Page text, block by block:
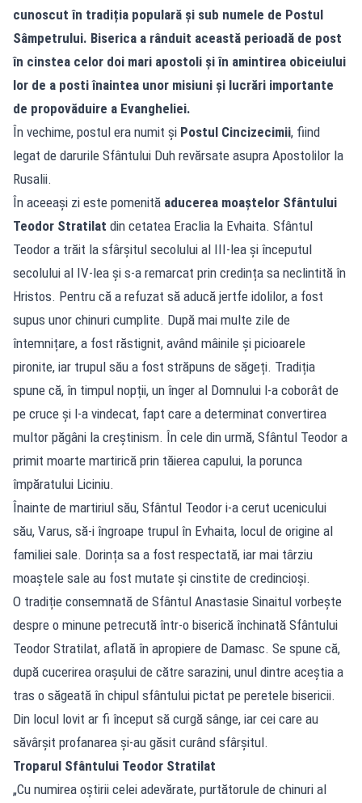
cunoscut în tradiția populară și sub numele de Postul
Sâmpetrului. Biserica a rânduit această perioadă de post
în cinstea celor doi mari apostoli și în amintirea obiceiului
lor de a posti înaintea unor misiuni și lucrări importante
de propovăduire a Evangheliei.
În vechime, postul era numit și Postul Cincizecimii, fiind
legat de darurile Sfântului Duh revărsate asupra Apostolilor la
Rusalii.
În aceeași zi este pomenită aducerea moaștelor Sfântului
Teodor Stratilat din cetatea Eraclia la Evhaita. Sfântul
Teodor a trăit la sfârșitul secolului al III-lea și începutul
secolului al IV-lea și s-a remarcat prin credința sa neclintită în
Hristos. Pentru că a refuzat să aducă jertfe idolilor, a fost
supus unor chinuri cumplite. După mai multe zile de
întemnițare, a fost răstignit, având mâinile și picioarele
pironite, iar trupul său a fost străpuns de săgeți. Tradiția
spune că, în timpul nopții, un înger al Domnului l-a coborât de
pe cruce și l-a vindecat, fapt care a determinat convertirea
multor păgâni la creștinism. În cele din urmă, Sfântul Teodor a
primit moarte martirică prin tăierea capului, la porunca
împăratului Liciniu.
Înainte de martiriul său, Sfântul Teodor i-a cerut ucenicului
său, Varus, să-i îngroape trupul în Evhaita, locul de origine al
familiei sale. Dorința sa a fost respectată, iar mai târziu
moaștele sale au fost mutate și cinstite de credincioși.
O tradiție consemnată de Sfântul Anastasie Sinaitul vorbește
despre o minune petrecută într-o biserică închinată Sfântului
Teodor Stratilat, aflată în apropiere de Damasc. Se spune că,
după cucerirea orașului de către sarazini, unul dintre aceștia a
tras o săgeată în chipul sfântului pictat pe peretele bisericii.
Din locul lovit ar fi început să curgă sânge, iar cei care au
săvârșit profanarea și-au găsit curând sfârșitul.
Troparul Sfântului Teodor Stratilat
„Cu numirea oștirii celei adevărate, purtătorule de chinuri al